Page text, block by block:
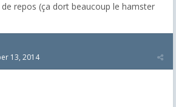
repos (ça dort beaucoup le hamster
13, 2014